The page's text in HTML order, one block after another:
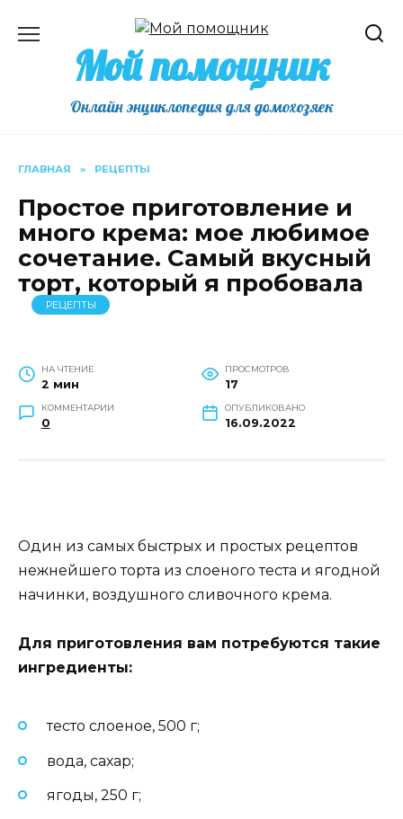
содержаниюМой помощник
Онлайн энциклопедия для домохозяек
ГЛАВНАЯ » РЕЦЕПТЫ
Простое приготовление и
много крема: мое любимое
сочетание. Самый вкусный
торт, который я пробовала
РЕЦЕПТЫ
НА ЧТЕНИЕ
2 мин
ПРОСМОТРОВ
17
КОММЕНТАРИИ
0
ОПУБЛИКОВАНО
16.09.2022
Один из самых быстрых и простых рецептов
нежнейшего торта из слоеного теста и ягодной
начинки, воздушного сливочного крема.
Для приготовления вам потребуются такие
ингредиенты:
тесто слоеное, 500 г;
вода, сахар;
ягоды, 250 г;